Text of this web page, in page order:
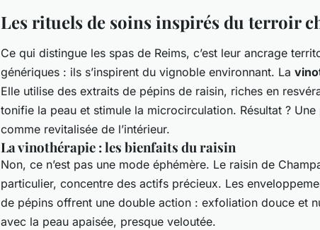
Les rituels de soins inspirés du terroir
Ce qui distingue les spas de Reims, c’est leur ancrage
génériques : ils s’inspirent du vignoble environnant. La
Elle utilise des extraits de pépins de raisin, riches en
tonifie la peau et stimule la microcirculation. Résultat ?
comme revitalisée de l’intérieur.
La vinothérapie : les bienfaits du raisin
Non, ce n’est pas une mode éphémère. Le raisin de
particulier, concentre des actifs précieux. Les
de pépins offrent une double action : exfoliation douce et
avec la peau apaisée, presque veloutée.